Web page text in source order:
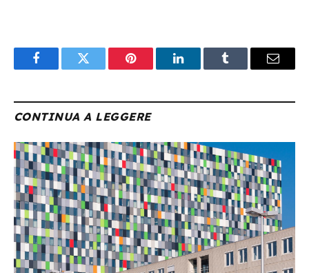
FacebookTwitter Pinterest LinkedInTumblr Email
CONTINUA A LEGGERE